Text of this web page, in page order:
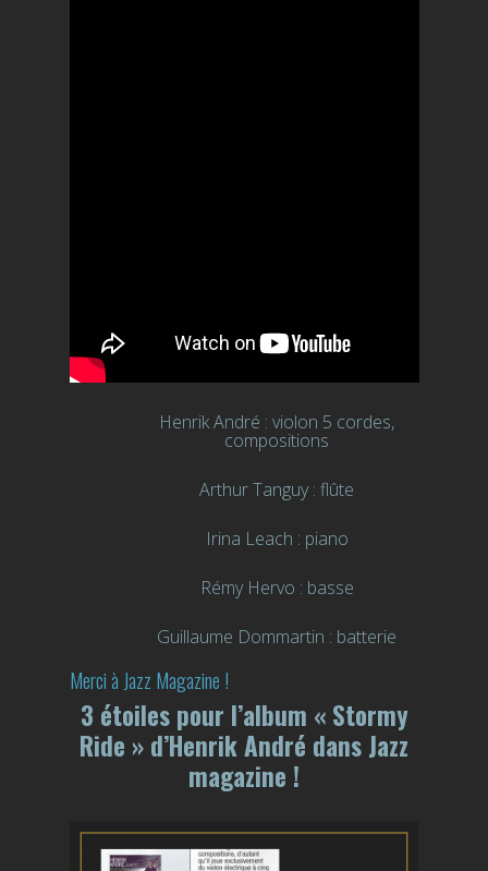
Henrik André : violon 5 cordes,
compositions
Arthur Tanguy : flûte
Irina Leach : piano
Rémy Hervo : basse
Guillaume Dommartin : batterie
Merci à Jazz Magazine !
3 étoiles pour l’album « Stormy
Ride » d’Henrik André dans Jazz
magazine !